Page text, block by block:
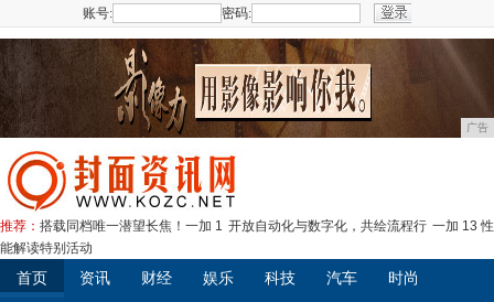
账号: 密码:
广告
推荐： 搭载同档唯一潜望长焦！一加 1 开放自动化与数字化，共绘流程行 一加 13 性
能解读特别活动
首页 资讯 财经 娱乐 科技 汽车 时尚